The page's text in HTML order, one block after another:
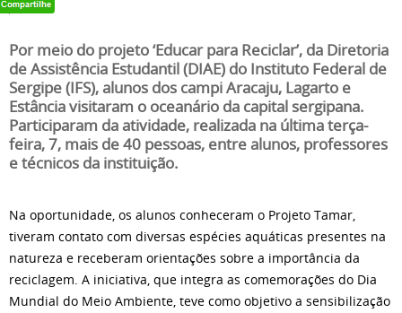
Por meio do projeto ‘Educar para Reciclar’, da Diretoria
de Assistência Estudantil (DIAE) do Instituto Federal de
Sergipe (IFS), alunos dos campi Aracaju, Lagarto e
Estância visitaram o oceanário da capital sergipana.
Participaram da atividade, realizada na última terça-
feira, 7, mais de 40 pessoas, entre alunos, professores
e técnicos da instituição.
Na oportunidade, os alunos conheceram o Projeto Tamar,
tiveram contato com diversas espécies aquáticas presentes na
natureza e receberam orientações sobre a importância da
reciclagem. A iniciativa, que integra as comemorações do Dia
Mundial do Meio Ambiente, teve como objetivo a sensibilização